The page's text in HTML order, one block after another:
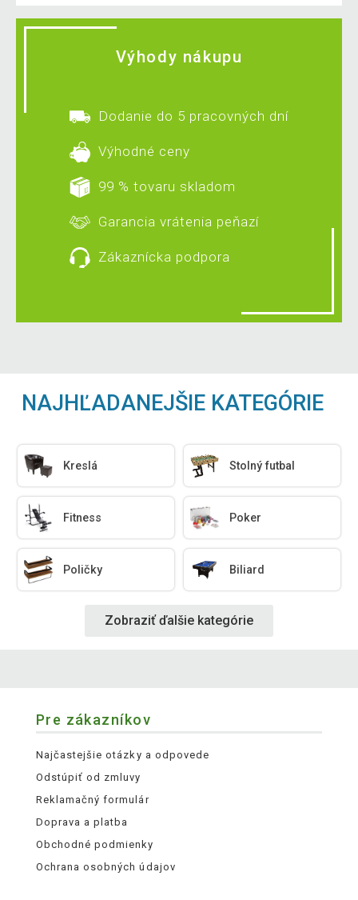
Výhody nákupu
Dodanie do 5 pracovných dní
Výhodné ceny
99 % tovaru skladom
Garancia vrátenia peňazí
Zákaznícka podpora
NAJHĽADANEJŠIE KATEGÓRIE
Kreslá Stolný futbal
Fitness Poker
Poličky Biliard
Zobraziť ďalšie kategórie
Pre zákazníkov
Najčastejšie otázky a odpovede
Odstúpiť od zmluvy
Reklamačný formulár
Doprava a platba
Obchodné podmienky
Ochrana osobných údajov